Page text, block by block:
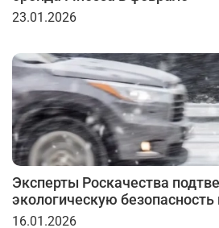
23.01.2026
Эксперты Роскачества
экологическую
16.01.2026